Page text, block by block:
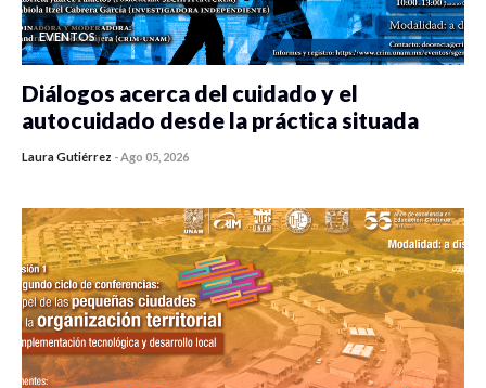
EVENTOS
Diálogos acerca del cuidado y el
autocuidado desde la práctica situada
Laura Gutiérrez -Ago 05, 2026